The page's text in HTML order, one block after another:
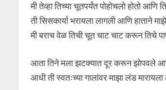
मी तेव्हा तिच्या चूतपर्यंत पोहोचलो होतो
ती सिसकार्या भरायला लागली आणि हाताने
मी बराच वेळ तिची चूत चाट चाट करून तिचे
आता तिने मला झटक्यात दूर करून झोपवले
आधी ती स्वतःच्या गालांवर माझा लंड